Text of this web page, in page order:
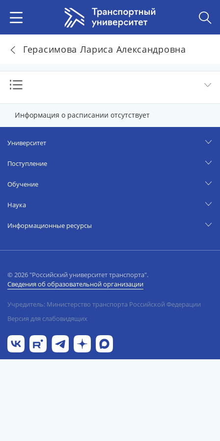
Герасимова Лариса Александровна
Информация о расписании отсутствует
Университет
Поступление
Обучение
Наука
Информационные ресурсы
© 2026 "Российский университет транспорта".
Сведения об образовательной организации
Учредитель: Министерство транспорта Российской Федерации
Версия для слабовидящих